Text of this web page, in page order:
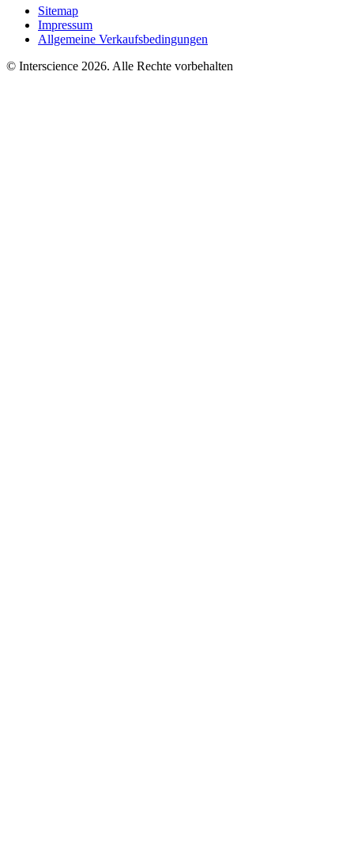
Sitemap
Impressum
Allgemeine Verkaufsbedingungen
© Interscience 2026. Alle Rechte vorbehalten